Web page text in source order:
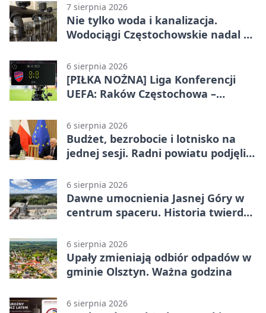
7 sierpnia 2026
Nie tylko woda i kanalizacja.
Wodociągi Częstochowskie nadal w
6 sierpnia 2026
[PIŁKA NOŻNA] Liga Konferencji
UEFA: Raków Częstochowa –
meczu III rundy eliminacji
6 sierpnia 2026
Budżet, bezrobocie i lotnisko na
jednej sesji. Radni powiatu podjęli
6 sierpnia 2026
Dawne umocnienia Jasnej Góry w
centrum spaceru. Historia twierdzy
6 sierpnia 2026
Upały zmieniają odbiór odpadów w
gminie Olsztyn. Ważna godzina
6 sierpnia 2026